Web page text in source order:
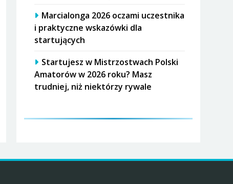
Marcialonga 2026 oczami uczestnika
i praktyczne wskazówki dla
startujących
Startujesz w Mistrzostwach Polski
Amatorów w 2026 roku? Masz
trudniej, niż niektórzy rywale